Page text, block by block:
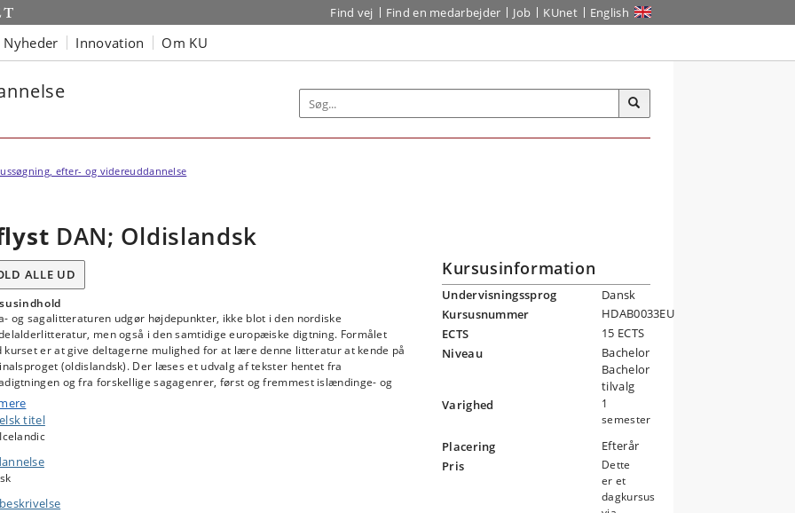
Find vej Find en medarbejder Job KUnet English
Nyheder Innovation Om KU
efter- og videreuddannelse
DAN; Oldislandsk
ALLE UD
og sagalitteraturen udgør højdepunkter, ikke blot i den nordiske
men også i den samtidige europæiske digtning. Formålet
kurset er at give deltagerne mulighed for at lære denne litteratur at kende på
(oldislandsk). Der læses et udvalg af tekster hentet fra
og fra forskellige sagagenrer, først og fremmest islændinge- og
titel
Kursusinformation
Undervisningssprog
Dansk
Kursusnummer
HDAB0033EU
ECTS
15 ECTS
Niveau
Bachelor
Bachelor
tilvalg
Varighed
1
semester
Placering
Efterår
Pris
Dette
er et
dagkursus